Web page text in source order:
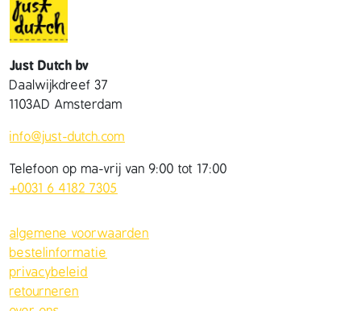
Just Dutch bv
Daalwijkdreef 37
1103AD Amsterdam
info@just-dutch.com
Telefoon op ma-vrij van 9:00 tot 17:00
+0031 6 4182 7305
algemene voorwaarden
bestelinformatie
privacybeleid
retourneren